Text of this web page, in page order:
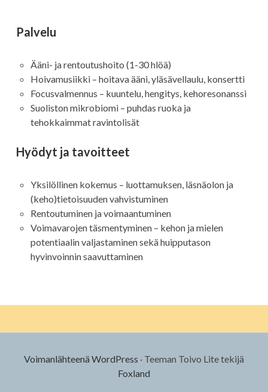
Palvelu
Ääni- ja rentoutushoito (1-30 hlöä)
Hoivamusiikki – hoitava ääni, yläsävellaulu, konsertti
Focusvalmennus – kuuntelu, hengitys, kehoresonanssi
Suoliston mikrobiomi – puhdas ruoka ja
tehokkaimmat ravintolisät
Hyödyt ja tavoitteet
Yksilöllinen kokemus – luottamuksen, läsnäolon ja
(keho)tietoisuuden vahvistuminen
Rentoutuminen ja voimaantuminen
Voimavarojen täsmentyminen – kehon ja mielen
potentiaalin valjastaminen sekä huipputason
hyvinvoinnin saavuttaminen
Voimanlähteenä WordPress · Teeman Toivo Lite tekijä
Foxland